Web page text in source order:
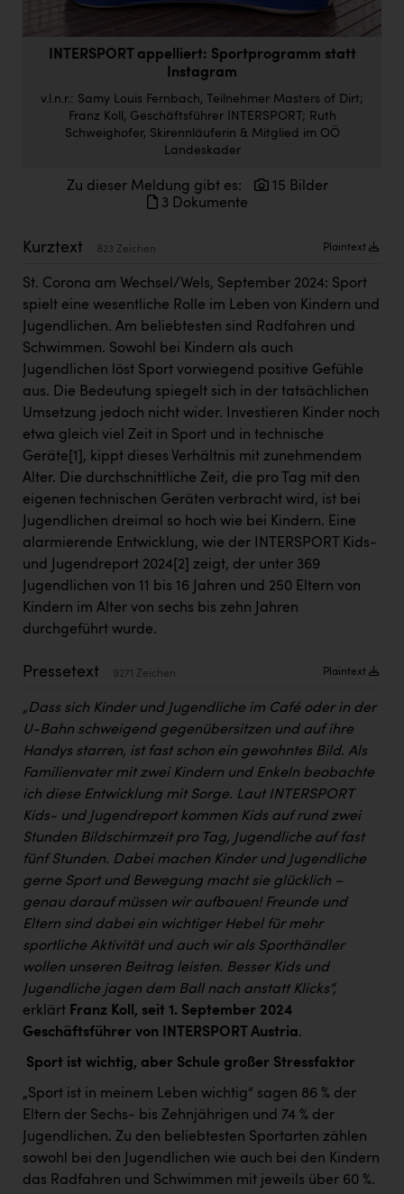
ERLUS AG
Firmenradl
HIG Infomotion Group
Immotech
INTERSPAR
INTERSPORT Austria
Jesolo
Jane Goodall Institute Austria
Kärcher
Karin Liedl
KEBA
KIWI Kinderwunsch Institut Dr. Loimer
KLIPP Frisör
Kleider Bauer
Kremsmüller Anlagenbau GmbH
Österreichischer Kachelofenverband
Orlen
PEZ
REMAX
RE/MAX Welcome
Resch&Frisch
RUBBLE MASTER
Ruderclub Wels
Schwingshandl - automation technology gmbh
Seher + Partner
Smurfit Westrock Nettingsdorf
INTERSPORT appelliert: Sportprogramm statt
Instagram
v.l.n.r.: Samy Louis Fernbach, Teilnehmer Masters of Dirt;
Franz Koll, Geschäftsführer INTERSPORT; Ruth
Schweighofer, Skirennläuferin & Mitglied im OÖ
Landeskader
Zu dieser Meldung gibt es:
15 Bilder
3 Dokumente
Kurztext 823 Zeichen Plaintext
St. Corona am Wechsel/Wels, September 2024: Sport
spielt eine wesentliche Rolle im Leben von Kindern und
Jugendlichen. Am beliebtesten sind Radfahren und
Schwimmen. Sowohl bei Kindern als auch
Jugendlichen löst Sport vorwiegend positive Gefühle
aus. Die Bedeutung spiegelt sich in der tatsächlichen
Umsetzung jedoch nicht wider. Investieren Kinder noch
etwa gleich viel Zeit in Sport und in technische
Geräte [1] , kippt dieses Verhältnis mit zunehmendem
Alter. Die durchschnittliche Zeit, die pro Tag mit den
eigenen technischen Geräten verbracht wird, ist bei
Jugendlichen dreimal so hoch wie bei Kindern. Eine
alarmierende Entwicklung, wie der INTERSPORT Kids-
und Jugendreport 2024 [2]
zeigt, der unter 369
Jugendlichen von 11 bis 16 Jahren und 250 Eltern von
Kindern im Alter von sechs bis zehn Jahren
durchgeführt wurde.
Pressetext 9271 Zeichen Plaintext
„Dass sich Kinder und Jugendliche im Café oder in der
U-Bahn schweigend gegenübersitzen und auf ihre
Handys starren, ist fast schon ein gewohntes Bild. Als
Familienvater mit zwei Kindern und Enkeln beobachte
ich diese Entwicklung mit Sorge. Laut INTERSPORT
Kids- und Jugendreport kommen Kids auf rund zwei
Stunden Bildschirmzeit pro Tag, Jugendliche auf fast
fünf Stunden. Dabei machen Kinder und Jugendliche
gerne Sport und Bewegung macht sie glücklich –
genau darauf müssen wir aufbauen! Freunde und
Eltern sind dabei ein wichtiger Hebel für mehr
sportliche Aktivität und auch wir als Sporthändler
wollen unseren Beitrag leisten. Besser Kids und
Jugendliche jagen dem Ball nach anstatt Klicks“,
erklärt Franz Koll, seit 1. September 2024
Geschäftsführer von INTERSPORT Austria.
Sport ist wichtig, aber Schule großer Stressfaktor
„Sport ist in meinem Leben wichtig“ sagen 86 % der
Eltern der Sechs- bis Zehnjährigen und 74 % der
Jugendlichen. Zu den beliebtesten Sportarten zählen
sowohl bei den Jugendlichen wie auch bei den Kindern
das Radfahren und Schwimmen mit jeweils über 60 %.